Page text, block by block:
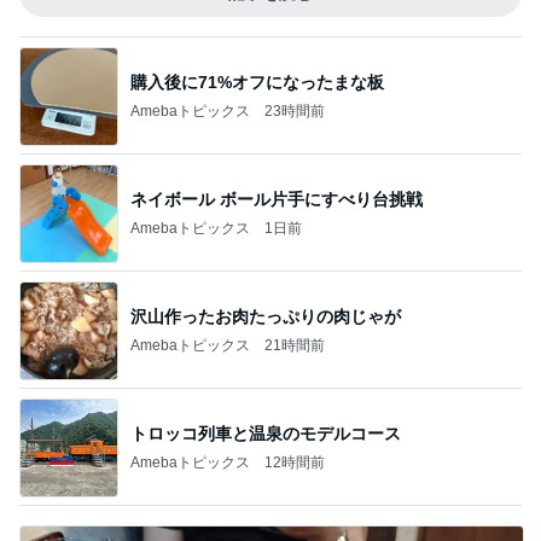
購入後に71%オフになったまな板
Amebaトピックス 23時間前
ネイボール ボール片手にすべり台挑戦
Amebaトピックス 1日前
沢山作ったお肉たっぷりの肉じゃが
Amebaトピックス 21時間前
トロッコ列車と温泉のモデルコース
Amebaトピックス 12時間前